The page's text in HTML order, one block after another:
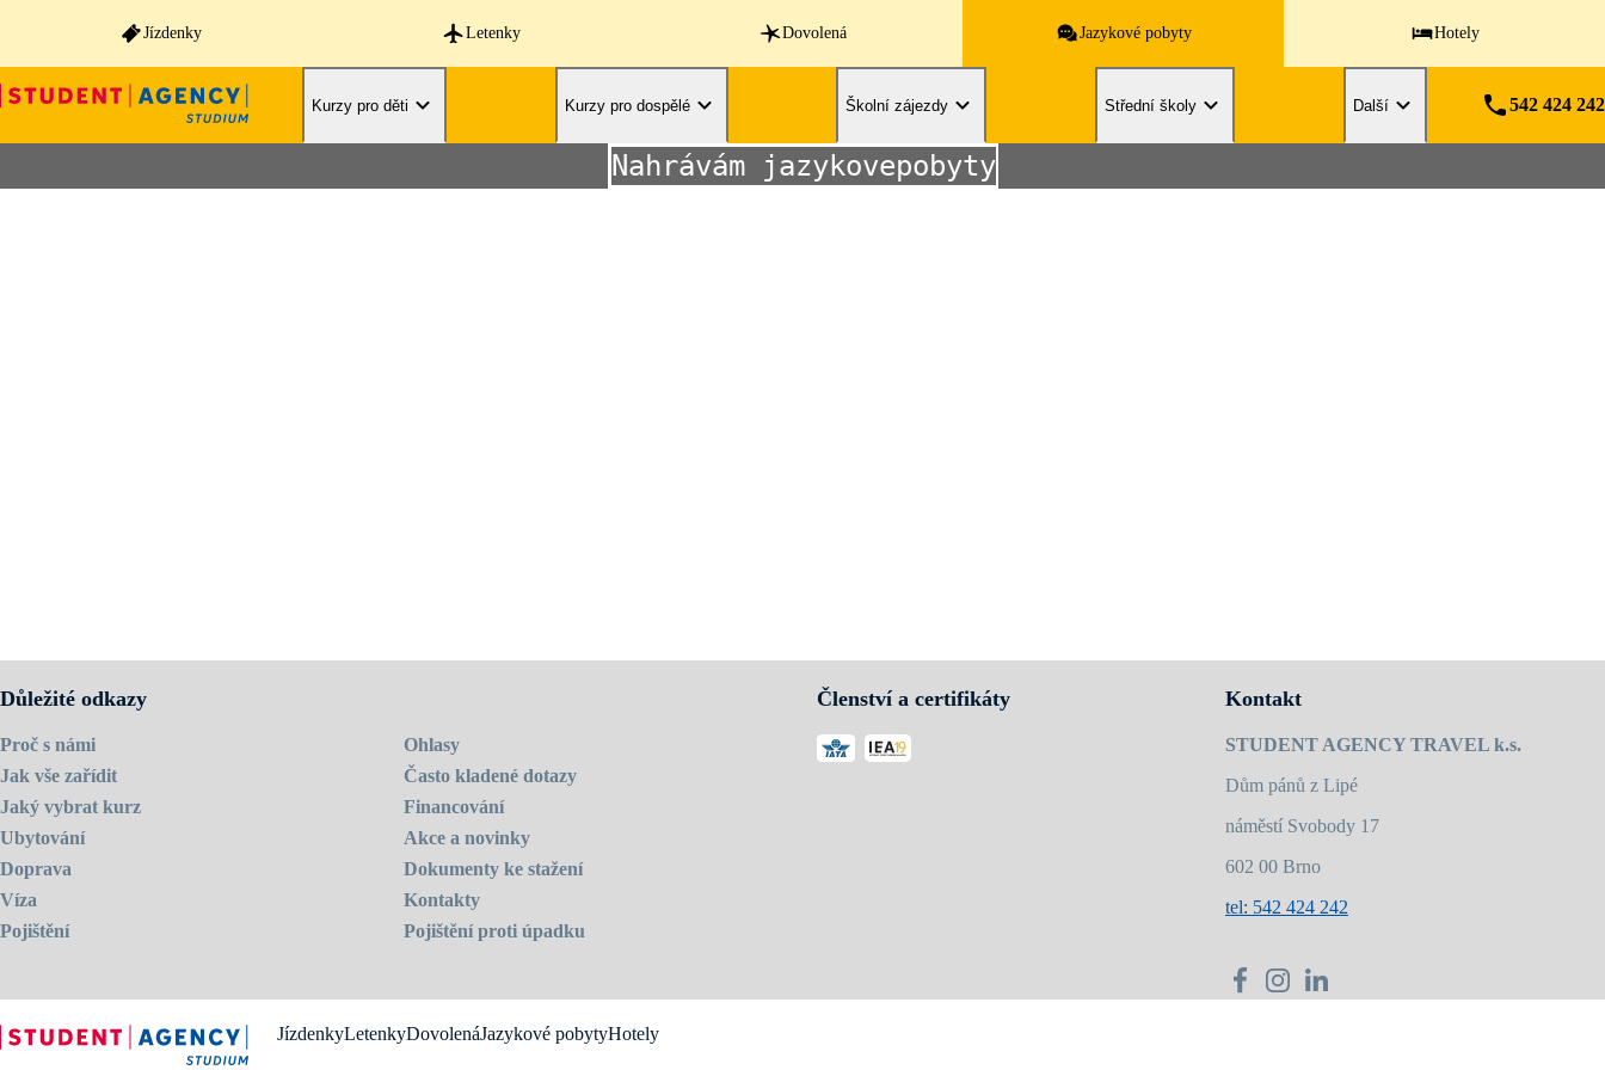
Jízdenky Letenky Dovolená Jazykové pobyty Hotely
Kurzy pro děti Kurzy pro dospělé Školní zájezdy Střední školy Další 542 424 242
Nahrávám jazykovepobyty.cz
Důležité odkazy
Proč s námi
Jak vše zařídit
Jaký vybrat kurz
Ubytování
Doprava
Víza
Pojištění
Ohlasy
Často kladené dotazy
Financování
Akce a novinky
Dokumenty ke stažení
Kontakty
Pojištění proti úpadku
Členství a certifikáty Kontakt
STUDENT AGENCY TRAVEL k.s.
Dům pánů z Lipé
náměstí Svobody 17
602 00 Brno
tel: 542 424 242
JízdenkyLetenkyDovolenáJazykové pobytyHotely